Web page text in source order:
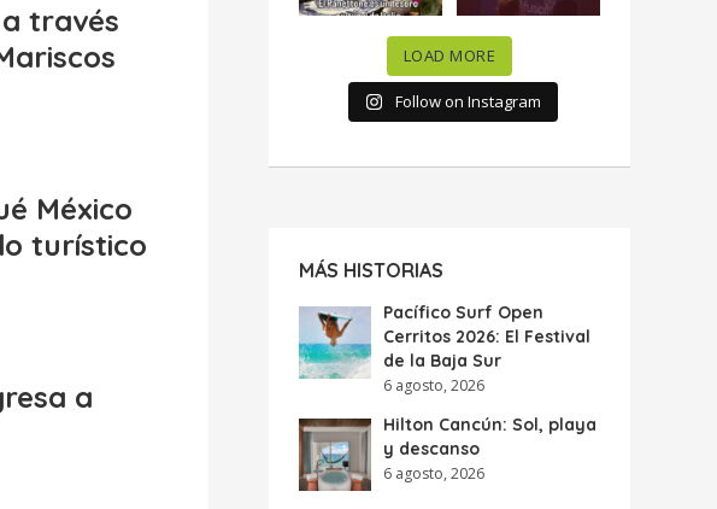
través
México
turístico
a
LOAD MORE
Follow on Instagram
MÁS HISTORIAS
Pacífico Surf Open
Cerritos 2026: El Festival
de la Baja Sur
6 agosto, 2026
Hilton Cancún: Sol, playa
y descanso
6 agosto, 2026